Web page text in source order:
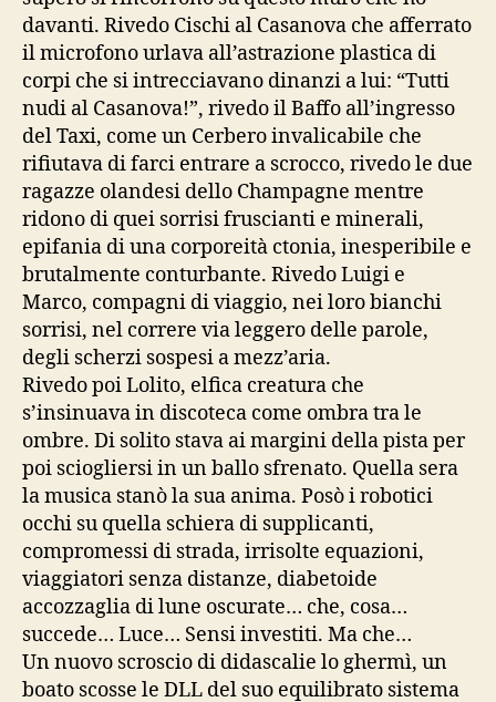
davanti. Rivedo Cischi al Casanova che afferrato
il microfono urlava all’astrazione plastica di
corpi che si intrecciavano dinanzi a lui: “Tutti
nudi al Casanova!”, rivedo il Baffo all’ingresso
del Taxi, come un Cerbero invalicabile che
rifiutava di farci entrare a scrocco, rivedo le due
ragazze olandesi dello Champagne mentre
ridono di quei sorrisi fruscianti e minerali,
epifania di una corporeità ctonia, inesperibile e
brutalmente conturbante. Rivedo Luigi e
Marco, compagni di viaggio, nei loro bianchi
sorrisi, nel correre via leggero delle parole,
degli scherzi sospesi a mezz’aria.
Rivedo poi Lolito, elfica creatura che
s’insinuava in discoteca come ombra tra le
ombre. Di solito stava ai margini della pista per
poi sciogliersi in un ballo sfrenato. Quella sera
la musica stanò la sua anima. Posò i robotici
occhi su quella schiera di supplicanti,
compromessi di strada, irrisolte equazioni,
viaggiatori senza distanze, diabetoide
accozzaglia di lune oscurate… che, cosa…
succede… Luce… Sensi investiti. Ma che…
Un nuovo scroscio di didascalie lo ghermì, un
boato scosse le DLL del suo equilibrato sistema